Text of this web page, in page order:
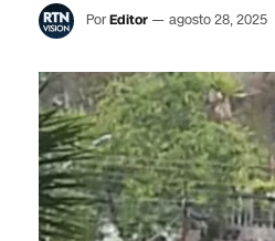
PorEditor agosto 28, 2025